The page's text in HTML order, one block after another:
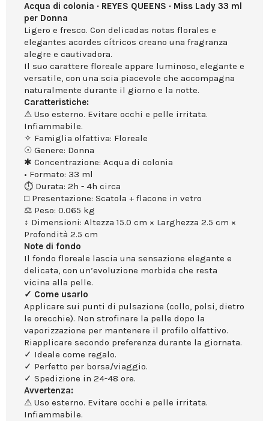
Acqua di colonia · REYES QUEENS · Miss Lady 33 ml
per Donna
Ligero e fresco. Con delicadas notas florales e
elegantes acordes cítricos creano una fragranza
alegre e cautivadora.
Il suo carattere floreale appare luminoso, elegante e
versatile, con una scia piacevole che accompagna
naturalmente durante il giorno e la notte.
Caratteristiche:
⚠ Uso esterno. Evitare occhi e pelle irritata.
Infiammabile.
✧ Famiglia olfattiva: Floreale
☉ Genere: Donna
✱ Concentrazione: Acqua di colonia
• Formato: 33 ml
⏱ Durata: 2h - 4h circa
□ Presentazione: Scatola + flacone in vetro
⚖ Peso: 0.065 kg
↕ Dimensioni: Altezza 15.0 cm × Larghezza 2.5 cm ×
Profondità 2.5 cm
Note di fondo
Il fondo floreale lascia una sensazione elegante e
delicata, con un’evoluzione morbida che resta
vicina alla pelle.
✓ Come usarlo
Applicare sui punti di pulsazione (collo, polsi, dietro
le orecchie). Non strofinare la pelle dopo la
vaporizzazione per mantenere il profilo olfattivo.
Riapplicare secondo preferenza durante la giornata.
✓ Ideale come regalo.
✓ Perfetto per borsa/viaggio.
✓ Spedizione in 24-48 ore.
Avvertenza:
⚠ Uso esterno. Evitare occhi e pelle irritata.
Infiammabile.